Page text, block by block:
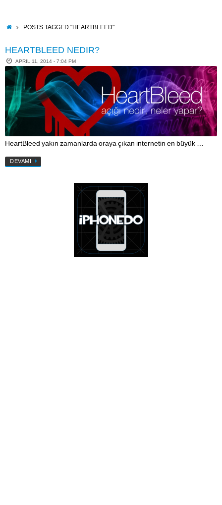
contentHOMEPOSTS TAGGED "HEARTBLEED"
HEARTBLEED NEDIR?
APRIL 11, 2014 - 7:04 PM
HeartBleed yakın zamanlarda oraya çıkan internetin en büyük …
DEVAMI